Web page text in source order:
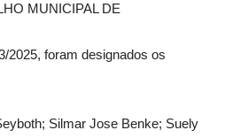
MUNICIPAL DE
2025, foram designados os
Silmar Jose Benke; Suely